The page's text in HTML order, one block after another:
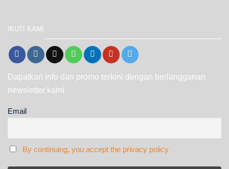
IKUTI KAMI
Dapatkan info dan promo terkini dengan berlangganan
newsletter kami
Email
By continuing, you accept the privacy policy